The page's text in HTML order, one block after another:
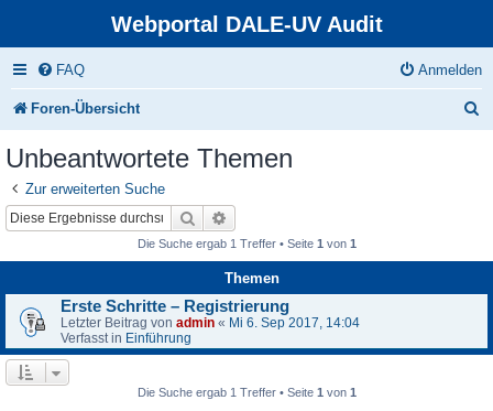
Webportal DALE-UV Audit
FAQ Anmelden
Foren-Übersicht
Unbeantwortete Themen
Zur erweiterten Suche
Suche
Die Suche ergab 1 Treffer • Seite 1 von 1
Themen
Erste Schritte – Registrierung
Letzter Beitrag von admin « Mi 6. Sep 2017, 14:04
Verfasst in Einführung
Die Suche ergab 1 Treffer • Seite 1 von 1